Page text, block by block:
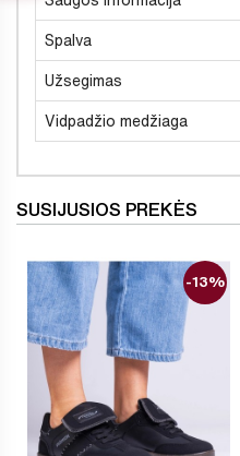
Spalva
Užsegimas
Vidpadžio medžiaga
SUSIJUSIOS PREKĖS
-13%